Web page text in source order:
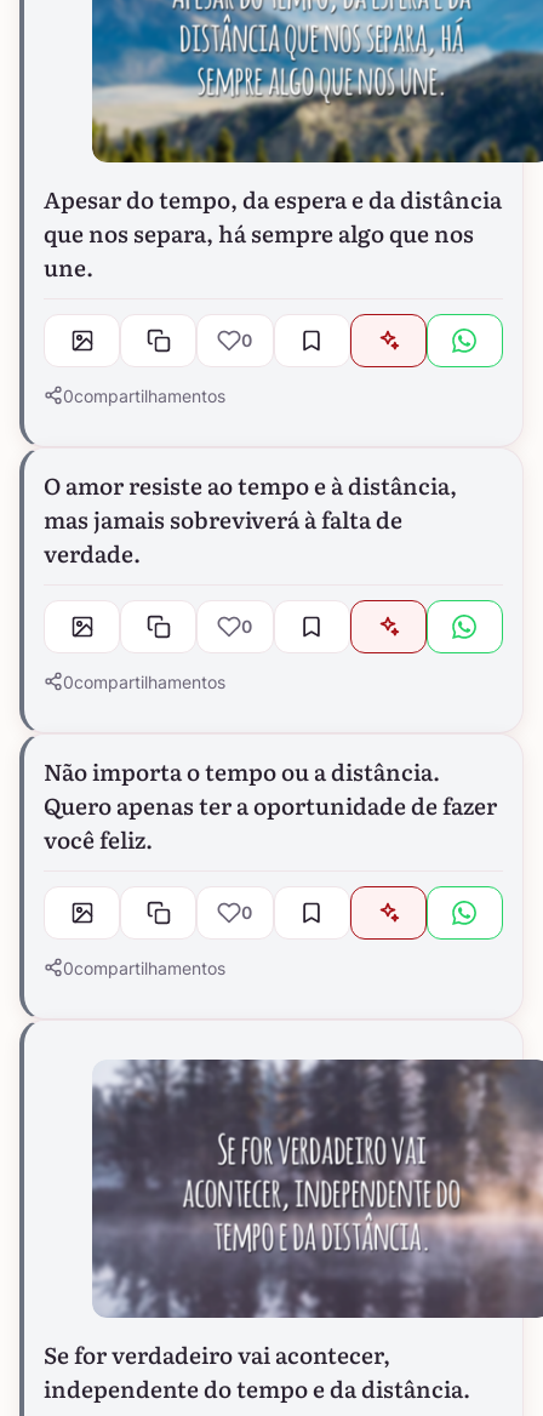
Apesar do tempo, da espera e da distância
que nos separa, há sempre algo que nos
une.
0
0compartilhamentos
O amor resiste ao tempo e à distância,
mas jamais sobreviverá à falta de
verdade.
0
0compartilhamentos
Não importa o tempo ou a distância.
Quero apenas ter a oportunidade de fazer
você feliz.
0
0compartilhamentos
Se for verdadeiro vai acontecer,
independente do tempo e da distância.